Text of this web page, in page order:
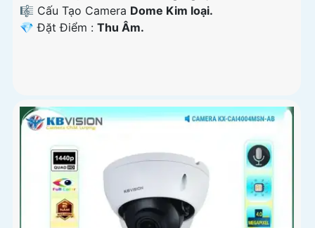
🎼️ Cấu Tạo Camera Dome Kim loại.
️💎 Đặt Điểm : Thu Âm.